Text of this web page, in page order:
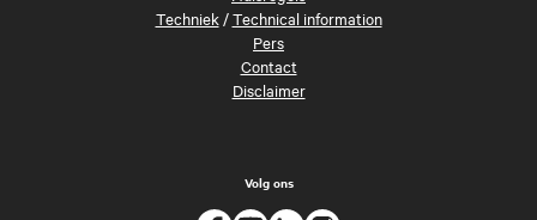
Techniek/Technical information
Pers
Contact
Disclaimer
Volg ons